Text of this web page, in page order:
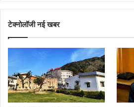
टेक्नोलॉजी नई खबर